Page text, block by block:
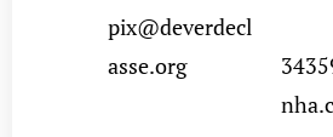
pix@deverdecl
asse.org